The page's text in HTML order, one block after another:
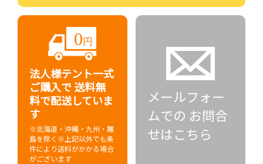
法人様テント一式
ご購入で送料無
料で配送していま
す
※北海道・沖縄・九州・離
島を除く ※上記以外でも条
件により送料がかかる場合
がございます
メールフォー
ムでの お問合
せはこちら